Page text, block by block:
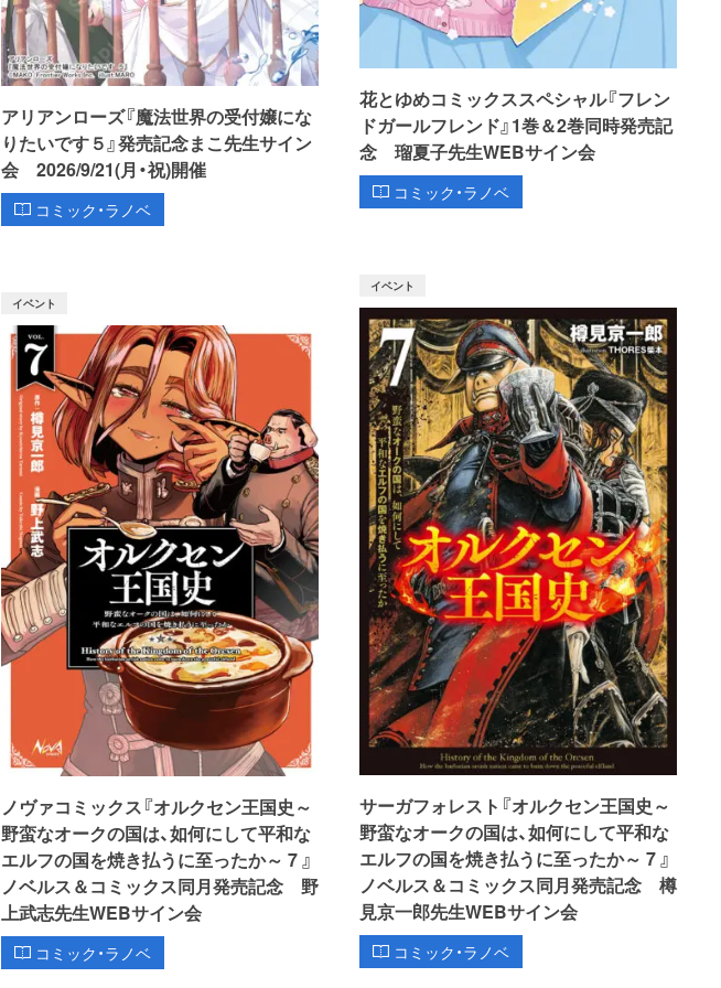
アリアンローズ『魔法世界の受付嬢にな
りたいです５』発売記念まこ先生サイン
会 2026/9/21(月・祝)開催
コミック・ラノベ
花とゆめコミックススペシャル『フレン
ドガールフレンド』1巻＆2巻同時発売記
念 瑠夏子先生WEBサイン会
コミック・ラノベ
イベント
ノヴァコミックス『オルクセン王国史～
野蛮なオークの国は、如何にして平和な
エルフの国を焼き払うに至ったか～ 7 』
ノベルス＆コミックス同月発売記念 野
上武志先生WEBサイン会
コミック・ラノベ
イベント
サーガフォレスト『オルクセン王国史～
野蛮なオークの国は、如何にして平和な
エルフの国を焼き払うに至ったか～ 7 』
ノベルス＆コミックス同月発売記念 樽
見京一郎先生WEBサイン会
コミック・ラノベ